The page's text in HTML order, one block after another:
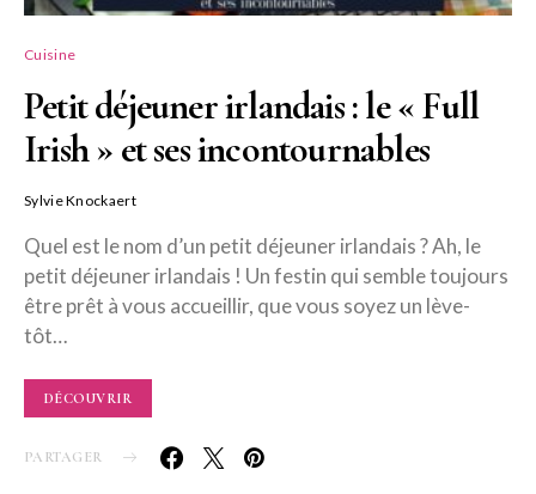
Cuisine
Petit déjeuner irlandais : le « Full
Irish » et ses incontournables
Sylvie Knockaert
Quel est le nom d’un petit déjeuner irlandais ? Ah, le
petit déjeuner irlandais ! Un festin qui semble toujours
être prêt à vous accueillir, que vous soyez un lève-
tôt…
DÉCOUVRIR
PARTAGER